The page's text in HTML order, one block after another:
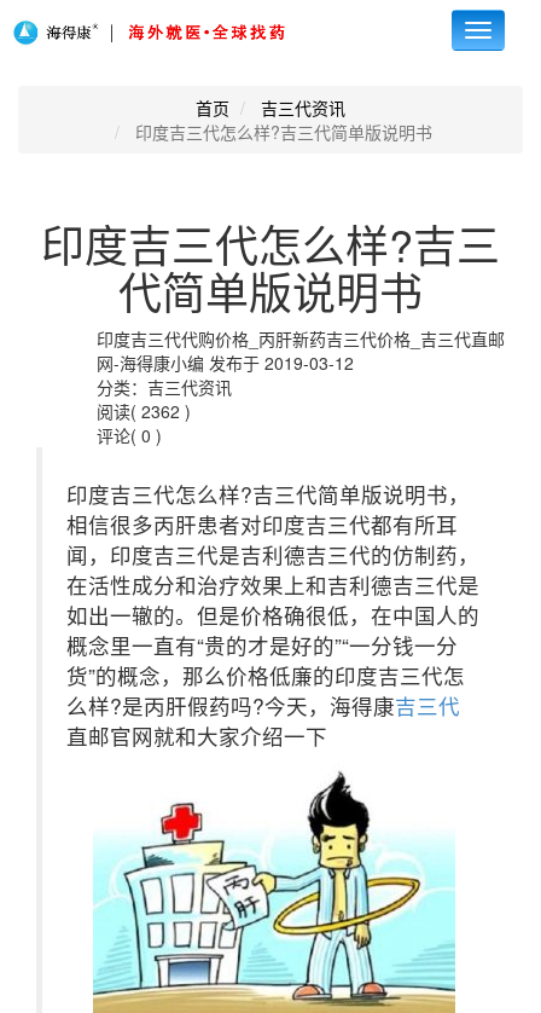
Toggle
首页
吉三代资讯
印度吉三代怎么样?吉三代简单版说明书
印度吉三代怎么样?吉三
代简单版说明书
印度吉三代代购价格_丙肝新药吉三代价格_吉三代直邮
网-海得康小编 发布于 2019-03-12
分类：吉三代资讯
阅读( 2362 )
评论( 0 )
印度吉三代怎么样?吉三代简单版说明书，
相信很多丙肝患者对印度吉三代都有所耳
闻，印度吉三代是吉利德吉三代的仿制药，
在活性成分和治疗效果上和吉利德吉三代是
如出一辙的。但是价格确很低，在中国人的
概念里一直有“贵的才是好的”“一分钱一分
货”的概念，那么价格低廉的印度吉三代怎
么样?是丙肝假药吗?今天，海得康吉三代
直邮官网就和大家介绍一下